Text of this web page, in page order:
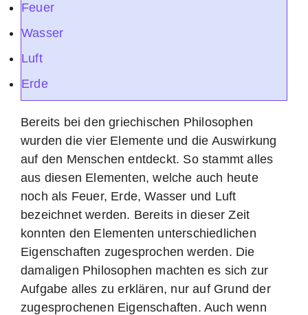
Feuer
Wasser
Luft
Erde
Bereits bei den griechischen Philosophen
wurden die vier Elemente und die Auswirkung
auf den Menschen entdeckt. So stammt alles
aus diesen Elementen, welche auch heute
noch als Feuer, Erde, Wasser und Luft
bezeichnet werden. Bereits in dieser Zeit
konnten den Elementen unterschiedlichen
Eigenschaften zugesprochen werden. Die
damaligen Philosophen machten es sich zur
Aufgabe alles zu erklären, nur auf Grund der
zugesprochenen Eigenschaften. Auch wenn